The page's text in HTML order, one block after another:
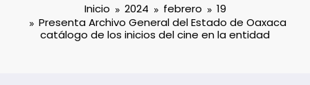
Inicio 2024 febrero
19
Presenta Archivo General del Estado de Oaxaca
catálogo de los inicios del cine en la entidad